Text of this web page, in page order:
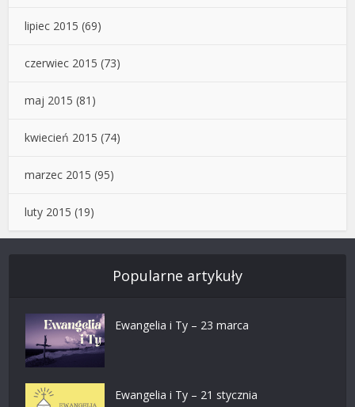
lipiec 2015 (69)
czerwiec 2015 (73)
maj 2015 (81)
kwiecień 2015 (74)
marzec 2015 (95)
luty 2015 (19)
Popularne artykuły
Ewangelia i Ty – 23 marca
Ewangelia i Ty – 21 stycznia